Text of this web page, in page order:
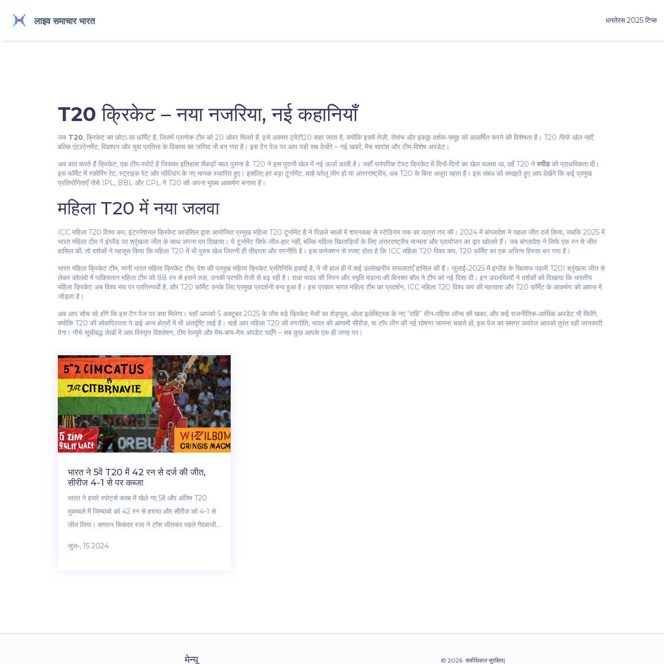
धनतेरस 2025 टिप्स
T20 क्रिकेट – नया नजरिया, नई कहानियाँ
जब T20, क्रिकेट का छोटा‑सा फ़ॉर्मेट है, जिसमें प्रत्येक टीम को 20 ओवर मिलते हैं. इसे अक्सर ट्वेंटी20 कहा जाता है, क्योंकि इसमें तेज़ी, रोमांच और इकठ्ठा दर्शक‑समूह को आकर्षित करने की विशेषता है। T20 सिर्फ खेल नहीं,
बल्कि एंटरटेनमेंट, विज्ञापन और युवा प्रतिभा के विकास का जरिया भी बन गया है। इस टैग पेज पर आप यही सब देखेंगे – नई खबरें, मैच सारांश और टीम‑विशेष अपडेट।
अब बात करते हैंक्रिकेट, एक टीम‑स्पोर्ट है जिसका इतिहास सैंकड़ों साल पुराना है. T20 ने इस पुरानी खेल में नई ऊर्जा डाली है। जहाँ पारंपरिक टेस्ट क्रिकेट में दिनों‑दिनों का खेल चलता था, वहँ T20 ने स्पीडको प्राथमिकता दी।
इस फॉर्मेट में स्कोरिंग रेट, स्ट्राइक रेट और फील्डिंग के नए मानक स्थापित हुए। इसलिए हर बड़ा टूर्नामेंट, चाहे घरेलू लीग हो या अंतरराष्ट्रीय, अब T20 के बिना अधूरा रहता है। इस संबंध को समझते हुए आप देखेंगे कि कई प्रमुख
प्रतियोगिताएँ जैसे IPL, BBL और CPL ने T20 को अपना मुख्य आकर्षण बनाया है।
महिला T20 में नया जलवा
ICC महिला T20 विश्व कप, इंटरनेशनल क्रिकेट काउंसिल द्वारा आयोजित प्रमुख महिला T20 टूर्नामेंट है ने पिछले सालों में शयनकक्ष से स्टेडियम तक का यात्रा तय की। 2024 में बांग्लादेश ने पहला जीत दर्ज किया, जबकि 2025 में
भारत महिला टीम ने इंग्लैंड पर श्रृंखला जीत के साथ अपना दम दिखाया। ये टूर्नामेंट सिर्फ जीत‑हार नहीं, बल्कि महिला खिलाड़ियों के लिए अंतरराष्ट्रीय मान्यता और प्रायोजन का द्वार खोलते हैं। जब बांग्लादेश ने सिर्फ एक रन से जीत
हासिल की, तो दर्शकों ने महसूस किया कि महिला T20 में भी पुरुष खेल जितनी ही तीव्रता और रणनीति है। इस कनेक्शन से स्पष्ट होता है कि ICC महिला T20 विश्व कप, T20 फ़ॉर्मेट का एक अभिन्न हिस्सा बन गया है।
भारत महिला क्रिकेट टीम, यानी भारत महिला क्रिकेट टीम, देश की प्रमुख महिला क्रिकेट प्रतिनिधि इकाई है, ने भी हाल ही में कई उल्लेखनीय सफलताएँ हासिल की हैं। जुलाई‑2025 में इंग्लैंड के खिलाफ पहली T20I श्रृंखला जीत से
लेकर कोलंबो में पाकिस्तान महिला टीम को 88 रन से हराने तक, उनकी प्रगति तेजी से बढ़ रही है। राधा यादव की स्पिन और स्मृति मंडाना की बिनसर बॉल ने टीम को नई दिशा दी। इन उपलब्धियों ने दर्शकों को दिखाया कि भारतीय
महिला क्रिकेट अब विश्व मंच पर प्रतिस्पर्धी है, और T20 फ़ॉर्मेट उनके लिए प्रमुख प्रदर्शनी बना हुआ है। इस प्रकार भारत महिला टीम का प्रदर्शन, ICC महिला T20 विश्व कप की महत्वता और T20 फ़ॉर्मेट के आकर्षण को आपस में
जोड़ता है।
अब आप सोच रहे होंगे कि इस टैग पेज पर क्या मिलेगा। यहाँ आपको 5 अक्टूबर 2025 के पाँच बड़े क्रिकेट मैचों का शेड्यूल, ओला इलेक्ट्रिक के नए “राहि” तीन‑पहिया लॉन्च की खबर, और कई राजनीतिक‑आर्थिक अपडेट भी मिलेंगे,
क्योंकि T20 की लोकप्रियता ने कई अन्य क्षेत्रों में भी अंतर्दृष्टि लाई है। चाहे आप महिला T20 की रणनीति, भारत की आगामी सीरीज़, या टॉप लीग की नई घोषणा जानना चाहते हों, इस पेज का समग्र कवरेज आपको तुरंत वही जानकारी
देगा। नीचे सूचीबद्ध लेखों में आप विस्तृत विश्लेषण, टीम रेज़्यूमे और मैच‑बाय‑मैच अपडेट पाएँगे – सब कुछ आपके एक ही जगह पर।
भारत ने 5वें T20 में 42 रन से दर्ज की जीत,
सीरीज 4-1 से पर कब्जा
भारत ने हरारे स्पोर्ट्स क्लब में खेले गए 5वें और अंतिम T20
मुकाबले में जिम्बाब्वे को 42 रन से हराया और सीरीज को 4-1 से
जीत लिया। कप्तान सिकंदर रजा ने टॉस जीतकर पहले गेंदबाजी
बिश्नोई ने बेहतरीन स्पिन गेंदबाजी की। संजू सैमसन ने शानदार
जुल॰, 15 2024
मेन्यू © 2026. सर्वाधिकार सुरक्षित|